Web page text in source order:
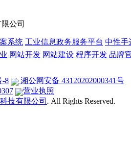
公司
系统 工业信息政务服务平台 中性手
网站开发 网站建设 程序开发 品牌
-8
湘公网安备 43120202000341号
营业执照
技有限公司 . All Rights Reserved.